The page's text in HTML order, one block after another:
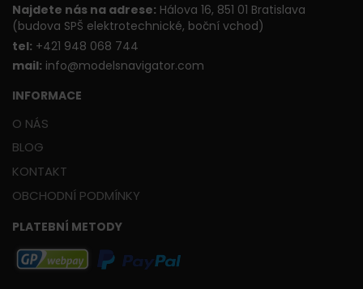
Najdete nás na adrese: Hálova 16, 851 01 Bratislava
(budova SPŠ elektrotechnické, boční vchod)
tel: +421 948 068 744
mail: info@modelsnavigator.com
INFORMACE
O NÁS
BLOG
KONTAKT
OBCHODNÍ PODMÍNKY
PLATEBNÍ METODY